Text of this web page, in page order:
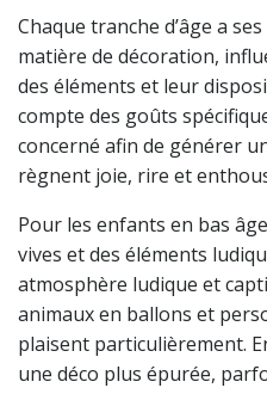
Chaque tranche d’âge a
matière de décoration,
des éléments et leur
compte des goûts
concerné afin de générer
règnent joie, rire et
Pour les enfants en bas
vives et des éléments
atmosphère ludique et
animaux en ballons et
plaisent particulièrement.
une déco plus épurée,